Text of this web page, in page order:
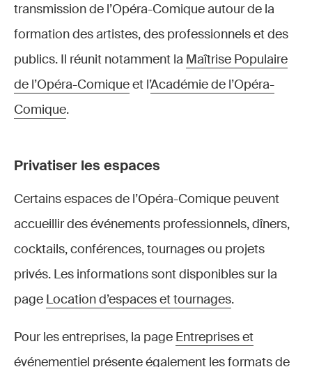
transmission de l’Opéra-Comique autour de la
formation des artistes, des professionnels et des
publics. Il réunit notamment la Maîtrise Populaire
de l’Opéra-Comiqueet l’Académie de l’Opéra-
Comique.
Privatiser les espaces
Certains espaces de l’Opéra-Comique peuvent
accueillir des événements professionnels, dîners,
cocktails, conférences, tournages ou projets
privés. Les informations sont disponibles sur la
page Location d’espaces et tournages.
Pour les entreprises, la page Entreprises et
événementiel présente également les formats de